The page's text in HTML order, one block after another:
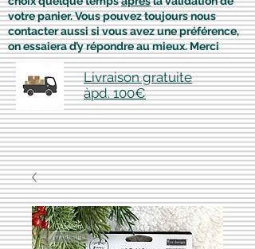
votre panier. Vous pouvez toujours nous
contacter aussi si vous avez une préférence,
on essaiera d’y répondre au mieux. Merci
Livraison gratuite
àpd. 100€